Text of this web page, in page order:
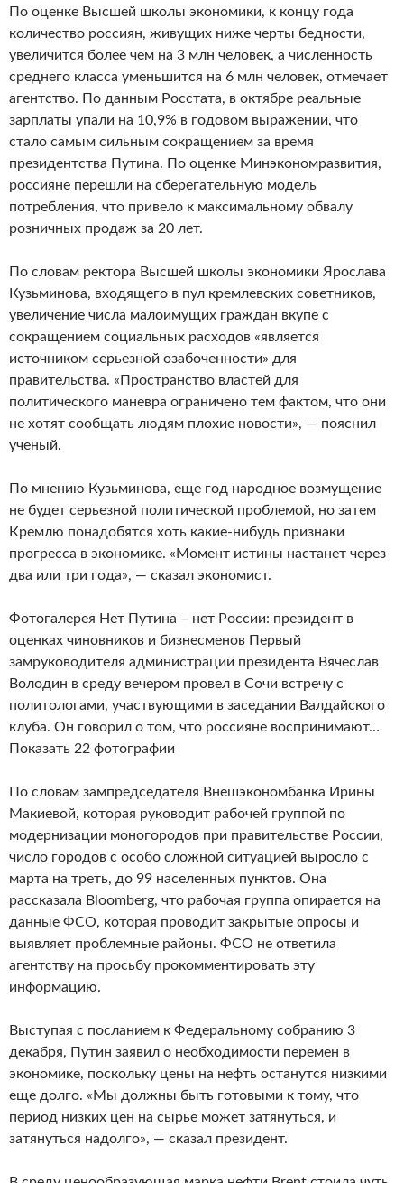
По оценке Высшей школы экономики, к концу года
количество россиян, живущих ниже черты бедности,
увеличится более чем на 3 млн человек, а численность
среднего класса уменьшится на 6 млн человек, отмечает
агентство. По данным Росстата, в октябре реальные
зарплаты упали на 10,9% в годовом выражении, что
стало самым сильным сокращением за время
президентства Путина. По оценке Минэкономразвития,
россияне перешли на сберегательную модель
потребления, что привело к максимальному обвалу
розничных продаж за 20 лет.
По словам ректора Высшей школы экономики Ярослава
Кузьминова, входящего в пул кремлевских советников,
увеличение числа малоимущих граждан вкупе с
сокращением социальных расходов «является
источником серьезной озабоченности» для
правительства. «Пространство властей для
политического маневра ограничено тем фактом, что они
не хотят сообщать людям плохие новости», — пояснил
ученый.
По мнению Кузьминова, еще год народное возмущение
не будет серьезной политической проблемой, но затем
Кремлю понадобятся хоть какие-нибудь признаки
прогресса в экономике. «Момент истины настанет через
два или три года», — сказал экономист.
Фотогалерея Нет Путина – нет России: президент в
оценках чиновников и бизнесменов Первый
замруководителя администрации президента Вячеслав
Володин в среду вечером провел в Сочи встречу с
политологами, участвующими в заседании Валдайского
клуба. Он говорил о том, что россияне воспринимают…
Показать 22 фотографии
По словам зампредседателя Внешэкономбанка Ирины
Макиевой, которая руководит рабочей группой по
модернизации моногородов при правительстве России,
число городов с особо сложной ситуацией выросло с
марта на треть, до 99 населенных пунктов. Она
рассказала Bloomberg, что рабочая группа опирается на
данные ФСО, которая проводит закрытые опросы и
выявляет проблемные районы. ФСО не ответила
агентству на просьбу прокомментировать эту
информацию.
Выступая с посланием к Федеральному собранию 3
декабря, Путин заявил о необходимости перемен в
экономике, поскольку цены на нефть останутся низкими
еще долго. «Мы должны быть готовыми к тому, что
период низких цен на сырье может затянуться, и
затянуться надолго», — сказал президент.